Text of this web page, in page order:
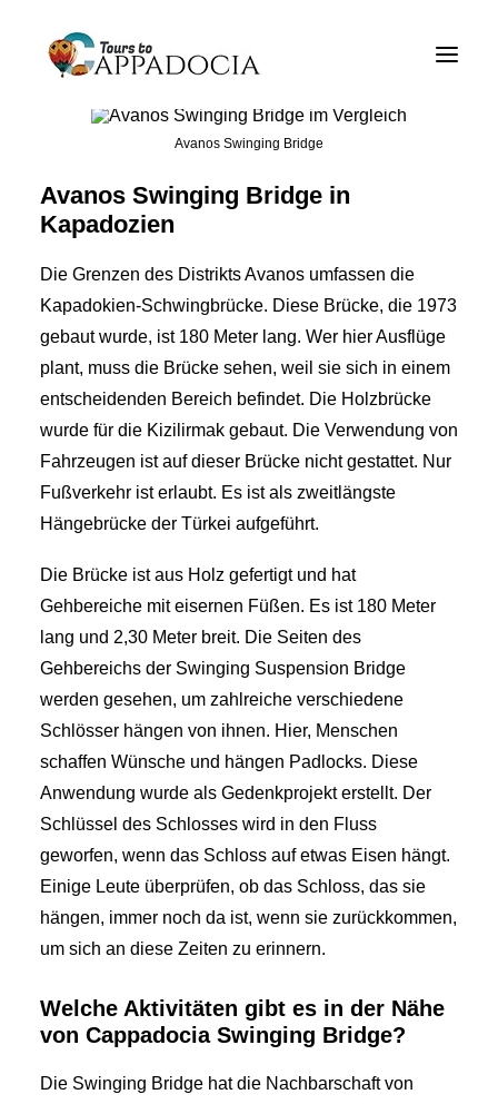
Privater Cappadocia Tours
Kapadozien Tour Pakete
Über
Kontakt
Avanos Swinging Bridge
Avanos Swinging Bridge in
Kapadozien
Die Grenzen des Distrikts Avanos umfassen die
Kapadokien-Schwingbrücke. Diese Brücke, die 1973
gebaut wurde, ist 180 Meter lang. Wer hier Ausflüge
plant, muss die Brücke sehen, weil sie sich in einem
entscheidenden Bereich befindet. Die Holzbrücke
wurde für die Kizilirmak gebaut. Die Verwendung von
Fahrzeugen ist auf dieser Brücke nicht gestattet. Nur
Fußverkehr ist erlaubt. Es ist als zweitlängste
Hängebrücke der Türkei aufgeführt.
Die Brücke ist aus Holz gefertigt und hat
Gehbereiche mit eisernen Füßen. Es ist 180 Meter
lang und 2,30 Meter breit. Die Seiten des
Gehbereichs der Swinging Suspension Bridge
werden gesehen, um zahlreiche verschiedene
Schlösser hängen von ihnen. Hier, Menschen
schaffen Wünsche und hängen Padlocks. Diese
Anwendung wurde als Gedenkprojekt erstellt. Der
Schlüssel des Schlosses wird in den Fluss
geworfen, wenn das Schloss auf etwas Eisen hängt.
Einige Leute überprüfen, ob das Schloss, das sie
hängen, immer noch da ist, wenn sie zurückkommen,
um sich an diese Zeiten zu erinnern.
Welche Aktivitäten gibt es in der Nähe
von Cappadocia Swinging Bridge?
Die Swinging Bridge hat die Nachbarschaft von